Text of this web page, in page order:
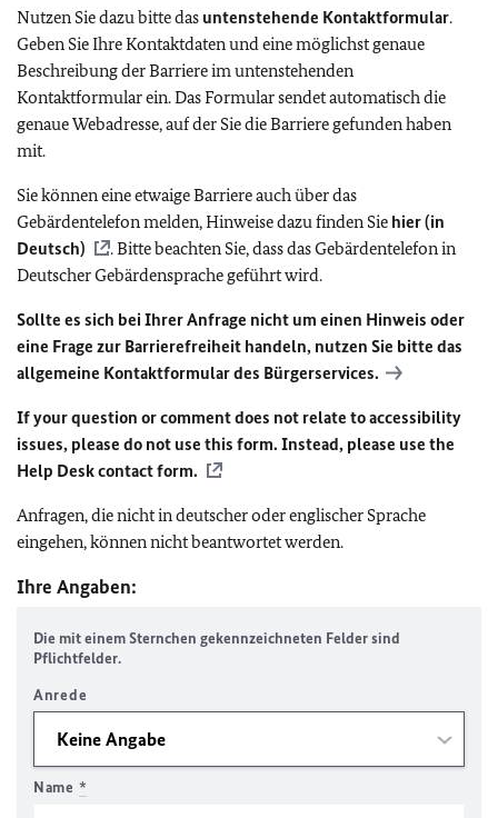
Nutzen Sie dazu bitte das untenstehende Kontaktformular.
Geben Sie Ihre Kontaktdaten und eine möglichst genaue
Beschreibung der Barriere im untenstehenden
Kontaktformular ein. Das Formular sendet automatisch die
genaue Webadresse, auf der Sie die Barriere gefunden haben
mit.
Sie können eine etwaige Barriere auch über das
Gebärdentelefon melden, Hinweise dazu finden Sie hier (in
Deutsch)
. Bitte beachten Sie, dass das Gebärdentelefon in
Deutscher Gebärdensprache geführt wird.
Sollte es sich bei Ihrer Anfrage nicht um einen Hinweis oder
eine Frage zur Barrierefreiheit handeln, nutzen Sie bitte das
allgemeine Kontaktformular des Bürgerservices.
If your question or comment does not relate to accessibility
issues, please do not use this form. Instead, please use the
Help Desk contact form.
Anfragen, die nicht in deutscher oder englischer Sprache
eingehen, können nicht beantwortet werden.
Ihre Angaben:
Die mit einem Sternchen gekennzeichneten Felder sind
Pflichtfelder.
Anrede
Name *